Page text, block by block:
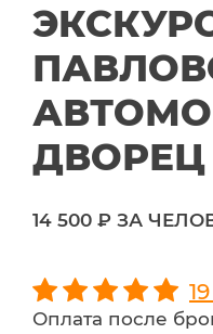
ЭКСКУРСИИ ПО
О НАС
ДВОРЕЦ
14 500 ₽ ЗА
Оплата после